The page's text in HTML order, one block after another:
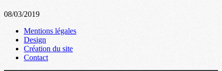
08/03/2019
Mentions légales
Design
Création du site
Contact